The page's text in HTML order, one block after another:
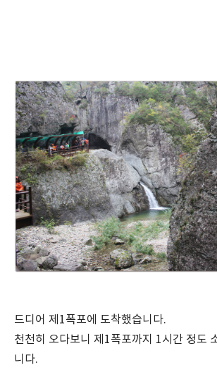
드디어 제1폭포에 도착했습니다.
천천히 오다보니 제1폭포까지 1시간 정도
니다.